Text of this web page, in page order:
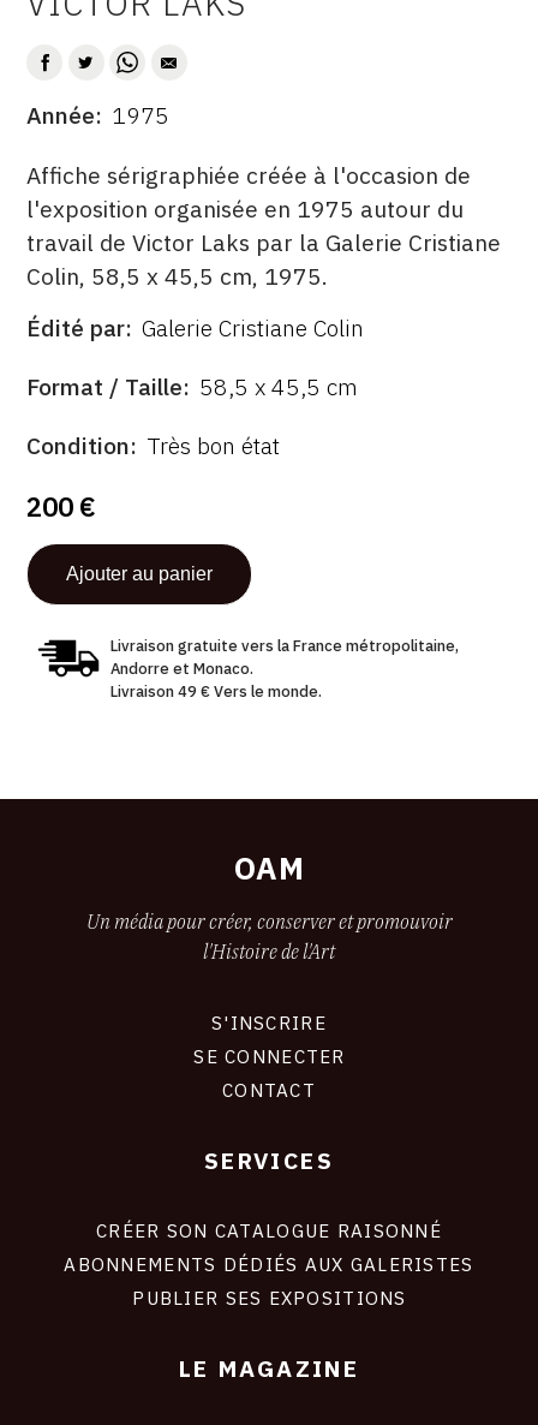
SUIVEZ-NOUS
INSTAGRAM
FACEBOOK
TWITTER
AUTEUR
DATE
Année 1975
DESCRITPTION
Affiche sérigraphiée créée à l'occasion de
l'exposition organisée en 1975 autour du
travail de Victor Laks par la Galerie Cristiane
Colin, 58,5 x 45,5 cm, 1975.
ÉDITÉ
Édité par Galerie Cristiane Colin
FORMAT
Format / Taille 58,5 x 45,5 cm
ÉTAT
Condition Très bon état
200 €
Livraison gratuite vers la France métropolitaine,
Andorre et Monaco.
Livraison 49 € Vers le monde.
OAM
Un média pour créer, conserver et promouvoir
l'Histoire de l'Art
S'INSCRIRE
SE CONNECTER
CONTACT
SERVICES
CRÉER SON CATALOGUE RAISONNÉ
ABONNEMENTS DÉDIÉS AUX GALERISTES
PUBLIER SES EXPOSITIONS
LE MAGAZINE